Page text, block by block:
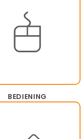
BEDIENING